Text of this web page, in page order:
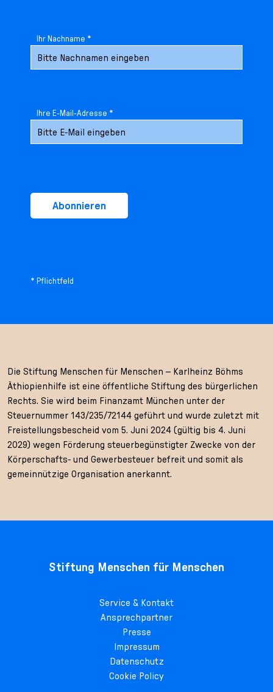
Ihr Nachname *
Ihre E-Mail-Adresse *
Abonnieren
* Pflichtfeld
Die Stiftung Menschen für Menschen – Karlheinz Böhms
Äthiopienhilfe ist eine öffentliche Stiftung des bürgerlichen
Rechts. Sie wird beim Finanzamt München unter der
Steuernummer 143/235/72144 geführt und wurde zuletzt mit
Freistellungsbescheid vom 5. Juni 2024 (gültig bis 4. Juni
2029) wegen Förderung steuerbegünstigter Zwecke von der
Körperschafts- und Gewerbesteuer befreit und somit als
gemeinnützige Organisation anerkannt.
Stiftung Menschen für Menschen
Service & Kontakt
Ansprechpartner
Presse
Impressum
Datenschutz
Cookie Policy